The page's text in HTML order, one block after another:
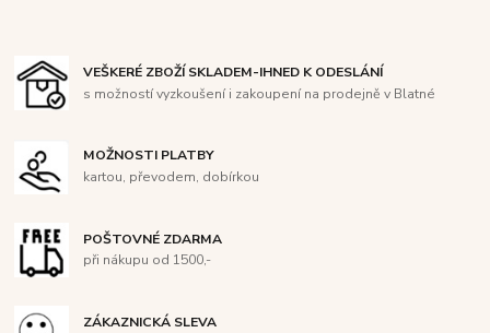
VEŠKERÉ ZBOŽÍ SKLADEM-IHNED K ODESLÁNÍ
s možností vyzkoušení i zakoupení na prodejně v Blatné
MOŽNOSTI PLATBY
kartou, převodem, dobírkou
POŠTOVNÉ ZDARMA
při nákupu od 1500,-
ZÁKAZNICKÁ SLEVA